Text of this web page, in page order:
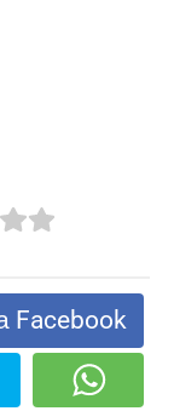
Facebook